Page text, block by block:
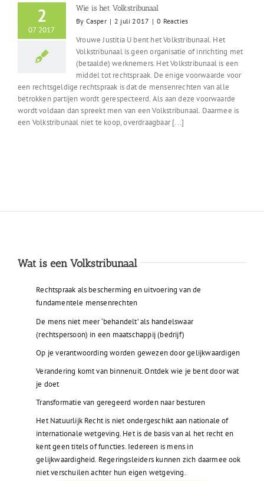
2
07 2017
Wie is het Volkstribunaal
By Casper | 2 juli 2017 | 0 Reacties
Vrouwe Justitia U bent het Volkstribunaal. Het
Volkstribunaal is geen organisatie of inrichting met
(betaalde) werknemers. Het Volkstribunaal is een
middel tot rechtspraak. De enige voorwaarde voor
een rechtsgeldige rechtspraak is dat de mensenrechten van alle
betrokken partijen wordt gerespecteerd. Als aan deze voorwaarde
wordt voldaan dan spreekt men van een Volkstribunaal. Daarmee is
een Volkstribunaal niet te koop, overdraagbaar [...]
Wat is een Volkstribunaal
Rechtspraak als bescherming en uitvoering van de
fundamentele mensenrechten
De mens niet meer ‘behandelt’ als handelswaar
(rechtspersoon) in een maatschappij (bedrijf)
Op je verantwoording worden gewezen door gelijkwaardigen
Verandering komt van binnenuit. Ontdek wie je bent door wat
je doet
Transformatie van geregeerd worden naar besturen
Het Natuurlijk Recht is niet ondergeschikt aan nationale of
internationale wetgeving. Het is de basis van al het recht en
kent geen titels of functies. Iedereen is mens in
gelijkwaardigheid. Regeringsleiders kunnen zich daarmee ook
niet verschuilen achter hun eigen wetgeving.